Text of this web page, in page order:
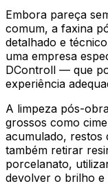
Embora pareça
comum, a faxina
detalhado e
uma empresa
DControll — que
experiência
A limpeza pós-
grossos como
acumulado, restos
também retirar
porcelanato,
devolver o brilho e